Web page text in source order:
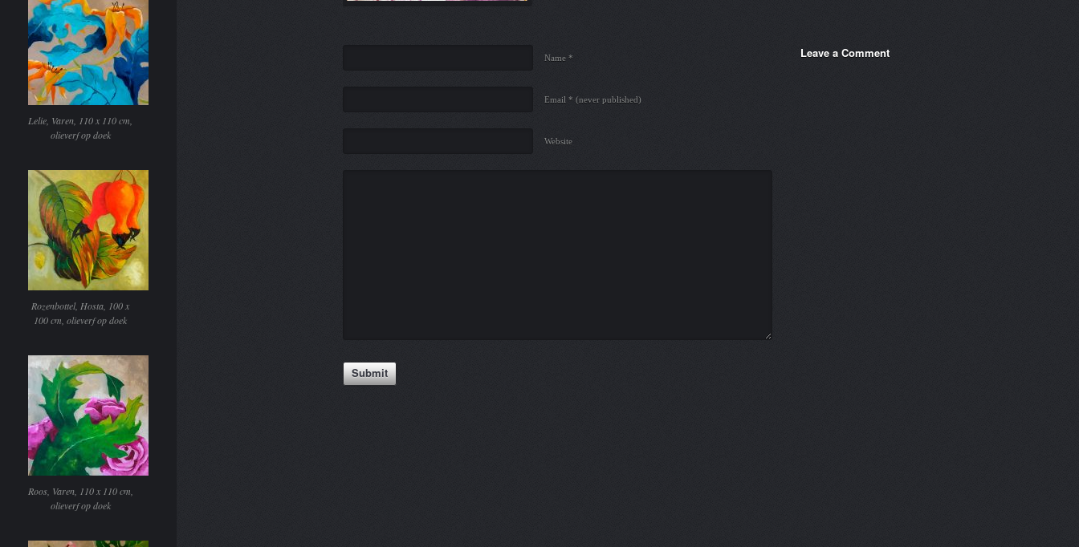
Lelie, Varen, 110 x 110 cm,
olieverf op doek
Rozenbottel, Hosta, 100 x
100 cm, olieverf op doek
Roos, Varen, 110 x 110 cm,
olieverf op doek
Leave a Comment
Name *
Email * (never published)
Website